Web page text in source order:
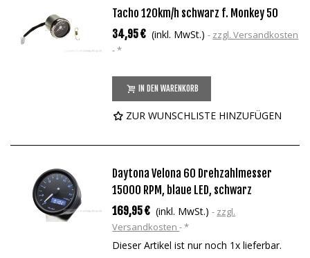
Tacho 120km/h schwarz f. Monkey 50
34,95 € (inkl. MwSt.)
zzgl. Versandkosten
*
IN DEN WARENKORB
ZUR WUNSCHLISTE HINZUFÜGEN
Daytona Velona 60 Drehzahlmesser
15000 RPM, blaue LED, schwarz
169,95 € (inkl. MwSt.)
zzgl.
Versandkosten *
Dieser Artikel ist nur noch 1x lieferbar.